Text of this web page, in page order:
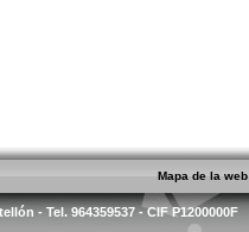
Mapa de la web
- Tel. 964359537 - CIF P1200000F